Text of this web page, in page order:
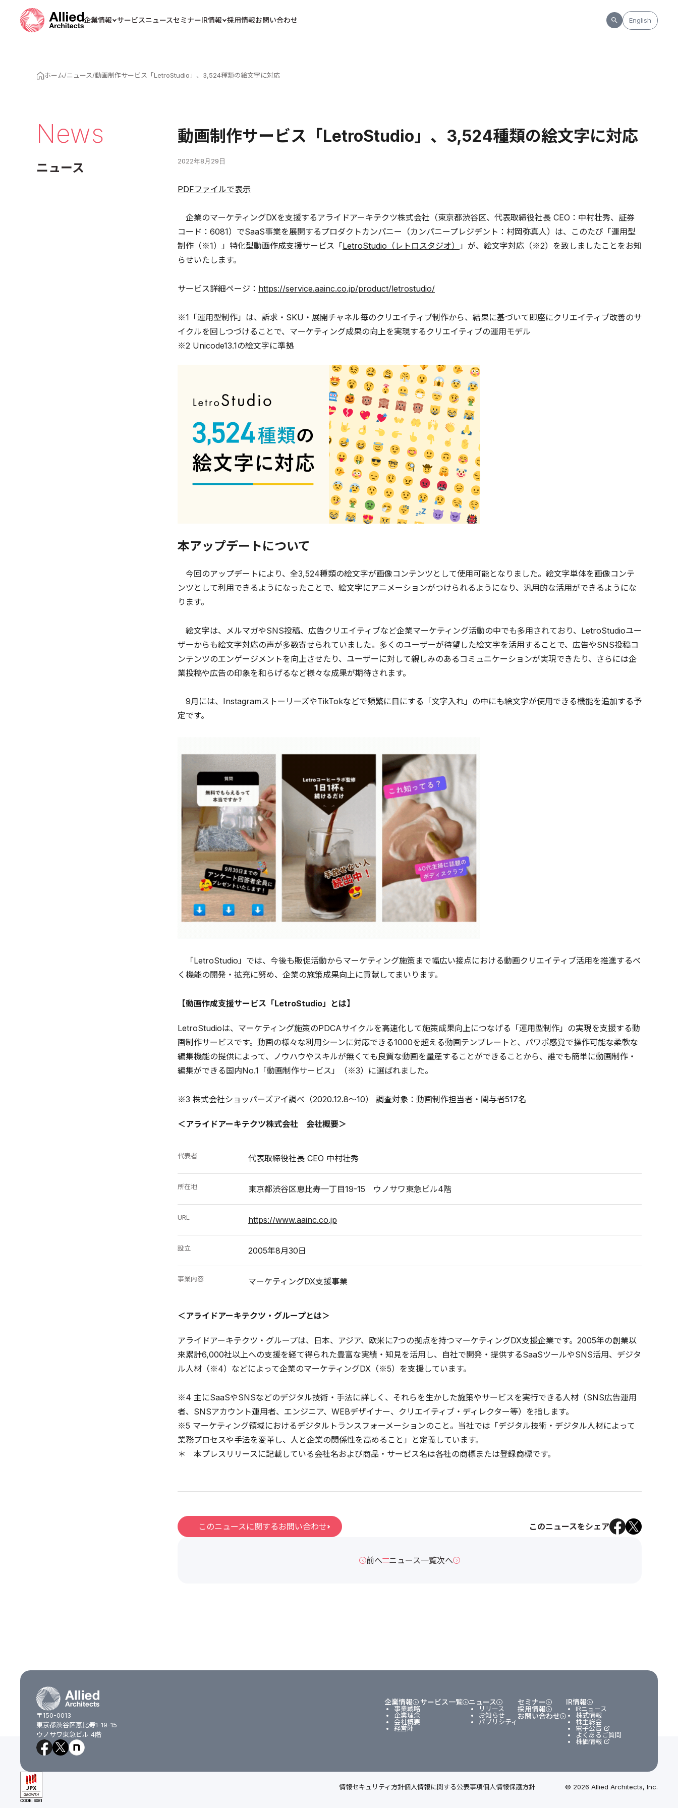
企業情報 サービスニュースセミナーIR情報 採用情報お問い合わせ English
ホーム/ニュース/動画制作サービス「LetroStudio」、3,524種類の絵文字に対応
News
ニュース
動画制作サービス「LetroStudio」、3,524種類の絵文字に対応
2022年8月29日
PDFファイルで表示
企業のマーケティングDXを支援するアライドアーキテクツ株式会社（東京都渋谷区、代表取締役社長 CEO：中村壮秀、証券
コード：6081）でSaaS事業を展開するプロダクトカンパニー（カンパニープレジデント：村岡弥真人）は、このたび「運用型
制作（※1）」特化型動画作成支援サービス「LetroStudio（レトロスタジオ） 」が、絵文字対応（※2）を致しましたことをお知
らせいたします。
サービス詳細ページ： https://service.aainc.co.jp/product/letrostudio/
※1「運用型制作」は、訴求・SKU・展開チャネル毎のクリエイティブ制作から、結果に基づいて即座にクリエイティブ改善のサ
イクルを回しつづけることで、マーケティング成果の向上を実現するクリエイティブの運用モデル
※2 Unicode13.1の絵文字に準拠
本アップデートについて
今回のアップデートにより、全3,524種類の絵文字が画像コンテンツとして使用可能となりました。絵文字単体を画像コンテ
ンツとして利用できるようになったことで、絵文字にアニメーションがつけられるようになり、汎用的な活用ができるようにな
ります。
絵文字は、メルマガやSNS投稿、広告クリエイティブなど企業マーケティング活動の中でも多用されており、LetroStudioユー
ザーからも絵文字対応の声が多数寄せられていました。多くのユーザーが待望した絵文字を活用することで、広告やSNS投稿コ
ンテンツのエンゲージメントを向上させたり、ユーザーに対して親しみのあるコミュニケーションが実現できたり、さらには企
業投稿や広告の印象を和らげるなど様々な成果が期待されます。
9月には、InstagramストーリーズやTikTokなどで頻繁に目にする「文字入れ」の中にも絵文字が使用できる機能を追加する予
定です。
「LetroStudio」では、今後も販促活動からマーケティング施策まで幅広い接点における動画クリエイティブ活用を推進するべ
く機能の開発・拡充に努め、企業の施策成果向上に貢献してまいります。
【動画作成支援サービス「LetroStudio」とは】
LetroStudioは、マーケティング施策のPDCAサイクルを高速化して施策成果向上につなげる「運用型制作」の実現を支援する動
画制作サービスです。動画の様々な利用シーンに対応できる1000を超える動画テンプレートと、パワポ感覚で操作可能な柔軟な
編集機能の提供によって、ノウハウやスキルが無くても良質な動画を量産することができることから、誰でも簡単に動画制作・
編集ができる国内No.1「動画制作サービス」（※3）に選ばれました。
※3 株式会社ショッパーズアイ調べ（2020.12.8〜10） 調査対象：動画制作担当者・関与者517名
＜アライドアーキテクツ株式会社 会社概要＞
代表者 代表取締役社長 CEO 中村壮秀
所在地 東京都渋谷区恵比寿一丁目19-15 ウノサワ東急ビル4階
URL https://www.aainc.co.jp
設立 2005年8月30日
事業内容 マーケティングDX支援事業
＜アライドアーキテクツ・グループとは＞
アライドアーキテクツ・グループは、日本、アジア、欧米に7つの拠点を持つマーケティングDX支援企業です。2005年の創業以
来累計6,000社以上への支援を経て得られた豊富な実績・知見を活用し、自社で開発・提供するSaaSツールやSNS活用、デジタ
ル人材（※4）などによって企業のマーケティングDX（※5）を支援しています。
※4 主にSaaSやSNSなどのデジタル技術・手法に詳しく、それらを生かした施策やサービスを実行できる人材（SNS広告運用
者、SNSアカウント運用者、エンジニア、WEBデザイナー、クリエイティブ・ディレクター等）を指します。
※5 マーケティング領域におけるデジタルトランスフォーメーションのこと。当社では「デジタル技術・デジタル人材によって
業務プロセスや手法を変革し、人と企業の関係性を高めること」と定義しています。
＊ 本プレスリリースに記載している会社名および商品・サービス名は各社の商標または登録商標です。
このニュースに関するお問い合わせ このニュースをシェア
前へ ニュース一覧次へ
〒150-0013
東京都渋谷区恵比寿1-19-15
ウノサワ東急ビル 4階
企業情報
事業戦略
企業理念
会社概要
経営陣
サービス一覧 ニュース
リリース
お知らせ
パブリシティ
セミナー
採用情報
お問い合わせ
IR情報
IRニュース
株式情報
株主総会
電子公告
よくあるご質問
株価情報
情報セキュリティ方針個人情報に関する公表事項個人情報保護方針 © 2026 Allied Architects, Inc.